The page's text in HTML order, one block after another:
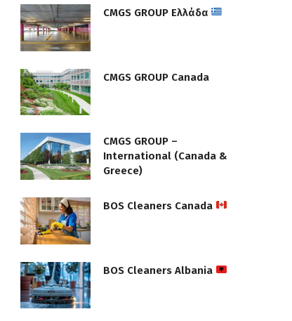
CMGS GROUP Ελλάδα
CMGS GROUP Canada
CMGS GROUP –
International (Canada &
Greece)
BOS Cleaners Canada
BOS Cleaners Albania